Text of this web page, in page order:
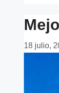
18 julio,